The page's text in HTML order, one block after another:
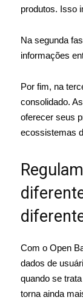
produtos. Isso
Na segunda
informações
Por fim, na
consolidado.
oferecer seus
ecossistemas
Com o Open
dados de
quando se
torna ainda